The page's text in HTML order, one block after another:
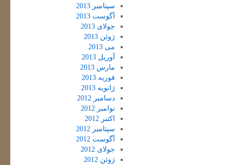
سپتامبر 2013
آگوست 2013
جولای 2013
ژوئن 2013
می 2013
آوریل 2013
مارس 2013
فوریه 2013
ژانویه 2013
دسامبر 2012
نوامبر 2012
اکتبر 2012
سپتامبر 2012
آگوست 2012
جولای 2012
ژوئن 2012